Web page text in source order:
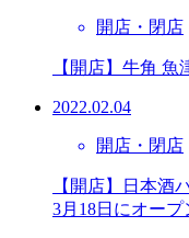
開店・閉店
【開店】牛角
2022.02.04
開店・閉店
【開店】⽇本酒
3月18日にオープ